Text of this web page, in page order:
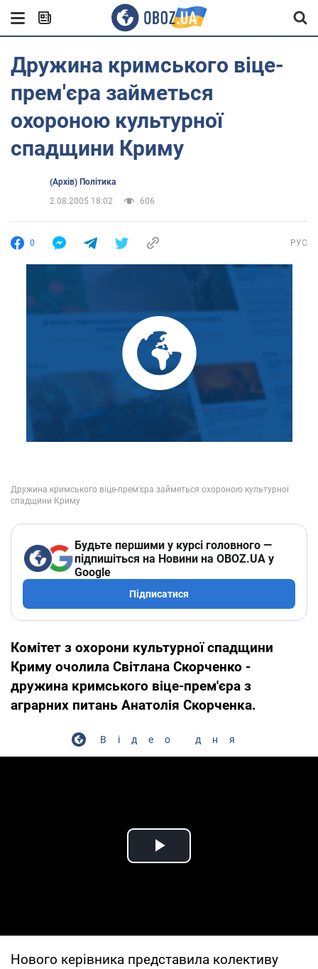
Дружина кримського віце-
прем'єра займеться
охороною культурної
спадщини Криму
(Архів) Політика
2.08.2005 18:02
606
0 РУС
Будьте першими у курсі головного —
підпишіться на Новини на OBOZ.UA у
Google
Підписатися
Комітет з охорони культурної спадщини
Криму очолила Світлана Скорченко -
дружина кримського віце-прем'єра з
аграрних питань Анатолія Скорченка.
Відео дня
Play Video
Нового керівника представила колективу